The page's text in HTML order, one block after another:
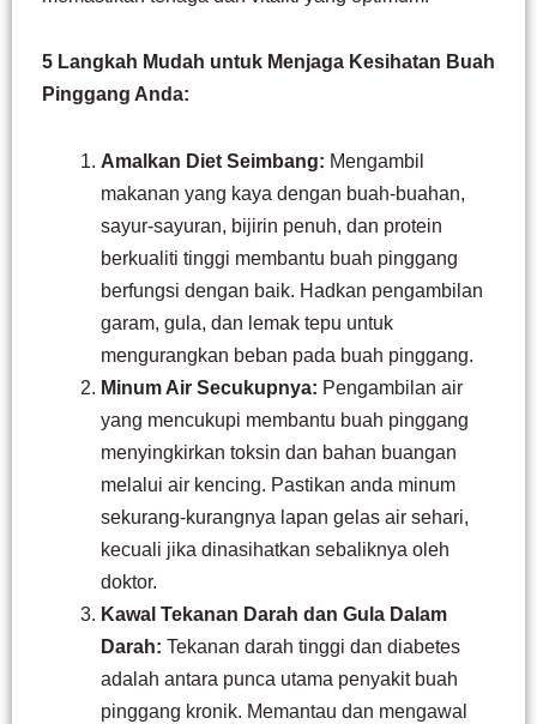
5 Langkah Mudah untuk Menjaga Kesihatan Buah
Pinggang Anda:
Amalkan Diet Seimbang: Mengambil
makanan yang kaya dengan buah-buahan,
sayur-sayuran, bijirin penuh, dan protein
berkualiti tinggi membantu buah pinggang
berfungsi dengan baik. Hadkan pengambilan
garam, gula, dan lemak tepu untuk
mengurangkan beban pada buah pinggang.
Minum Air Secukupnya: Pengambilan air
yang mencukupi membantu buah pinggang
menyingkirkan toksin dan bahan buangan
melalui air kencing. Pastikan anda minum
sekurang-kurangnya lapan gelas air sehari,
kecuali jika dinasihatkan sebaliknya oleh
doktor.
Kawal Tekanan Darah dan Gula Dalam
Darah: Tekanan darah tinggi dan diabetes
adalah antara punca utama penyakit buah
pinggang kronik. Memantau dan mengawal